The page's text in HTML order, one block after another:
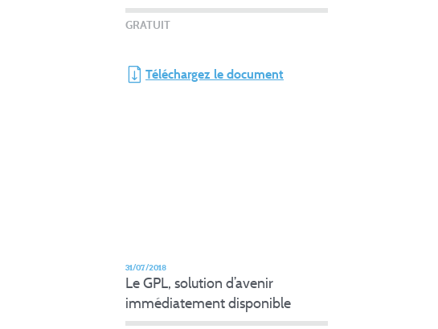
GRATUIT
Téléchargez le document
31/07/2018
Le GPL, solution d’avenir
immédiatement disponible